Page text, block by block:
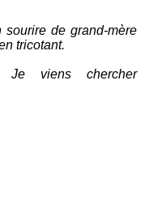
sourire de grand-mère
tricotant.
Je viens chercher